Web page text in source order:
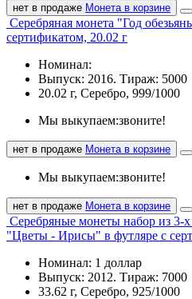
нет в продаже Монета в корзине
Серебряная монета "Год
сертификатом, 20.02 г
Номинал:
Выпуск: 2016. Тираж: 5000
20.02 г, Серебро, 999/1000
Мы выкупаем:звоните!
нет в продаже Монета в корзине
Мы выкупаем:звоните!
нет в продаже Монета в корзине
Серебряные монеты набор из 3-
"Цветы - Ирисы" в футляре с
Номинал: 1 доллар
Выпуск: 2012. Тираж: 7000
33.62 г, Серебро, 925/1000